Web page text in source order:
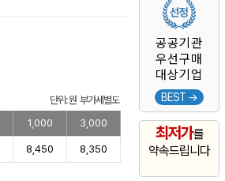
공공기관
우선구매
대상기업
BEST →
최저가를
약속드립니다
단위: 원 부가세별도
1,000 3,000
8,450 8,350